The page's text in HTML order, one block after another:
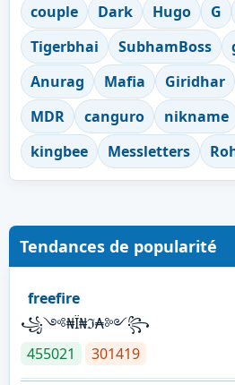
couple
Dark Hugo G
Tigerbhai
SubhamBoss
Anurag
Mafia Giridhar
MDR
canguro nikname
kingbee
Messletters
Tendances de popularité
freefire
꧁༺₦Ї₦ℑ₳༻꧂
455021
301419